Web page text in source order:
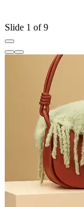
Slide 1 of 9